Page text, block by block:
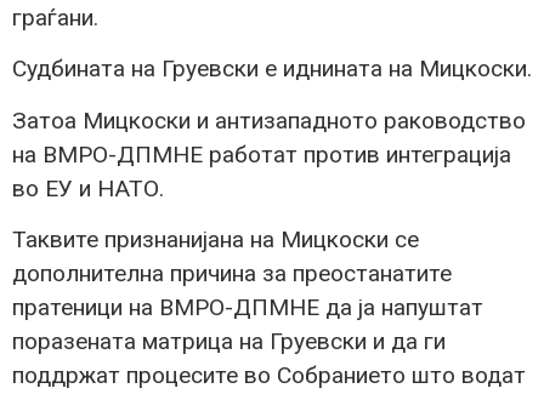
граѓани.
Судбината на Груевски е иднината на Мицкоски.
Затоа Мицкоски и антизападното раководство
на ВМРО-ДПМНЕ работат против интеграција
во ЕУ и НАТО.
Таквите признанијана на Мицкоски се
дополнителна причина за преостанатите
пратеници на ВМРО-ДПМНЕ да ја напуштат
поразената матрица на Груевски и да ги
поддржат процесите во Собранието што водат